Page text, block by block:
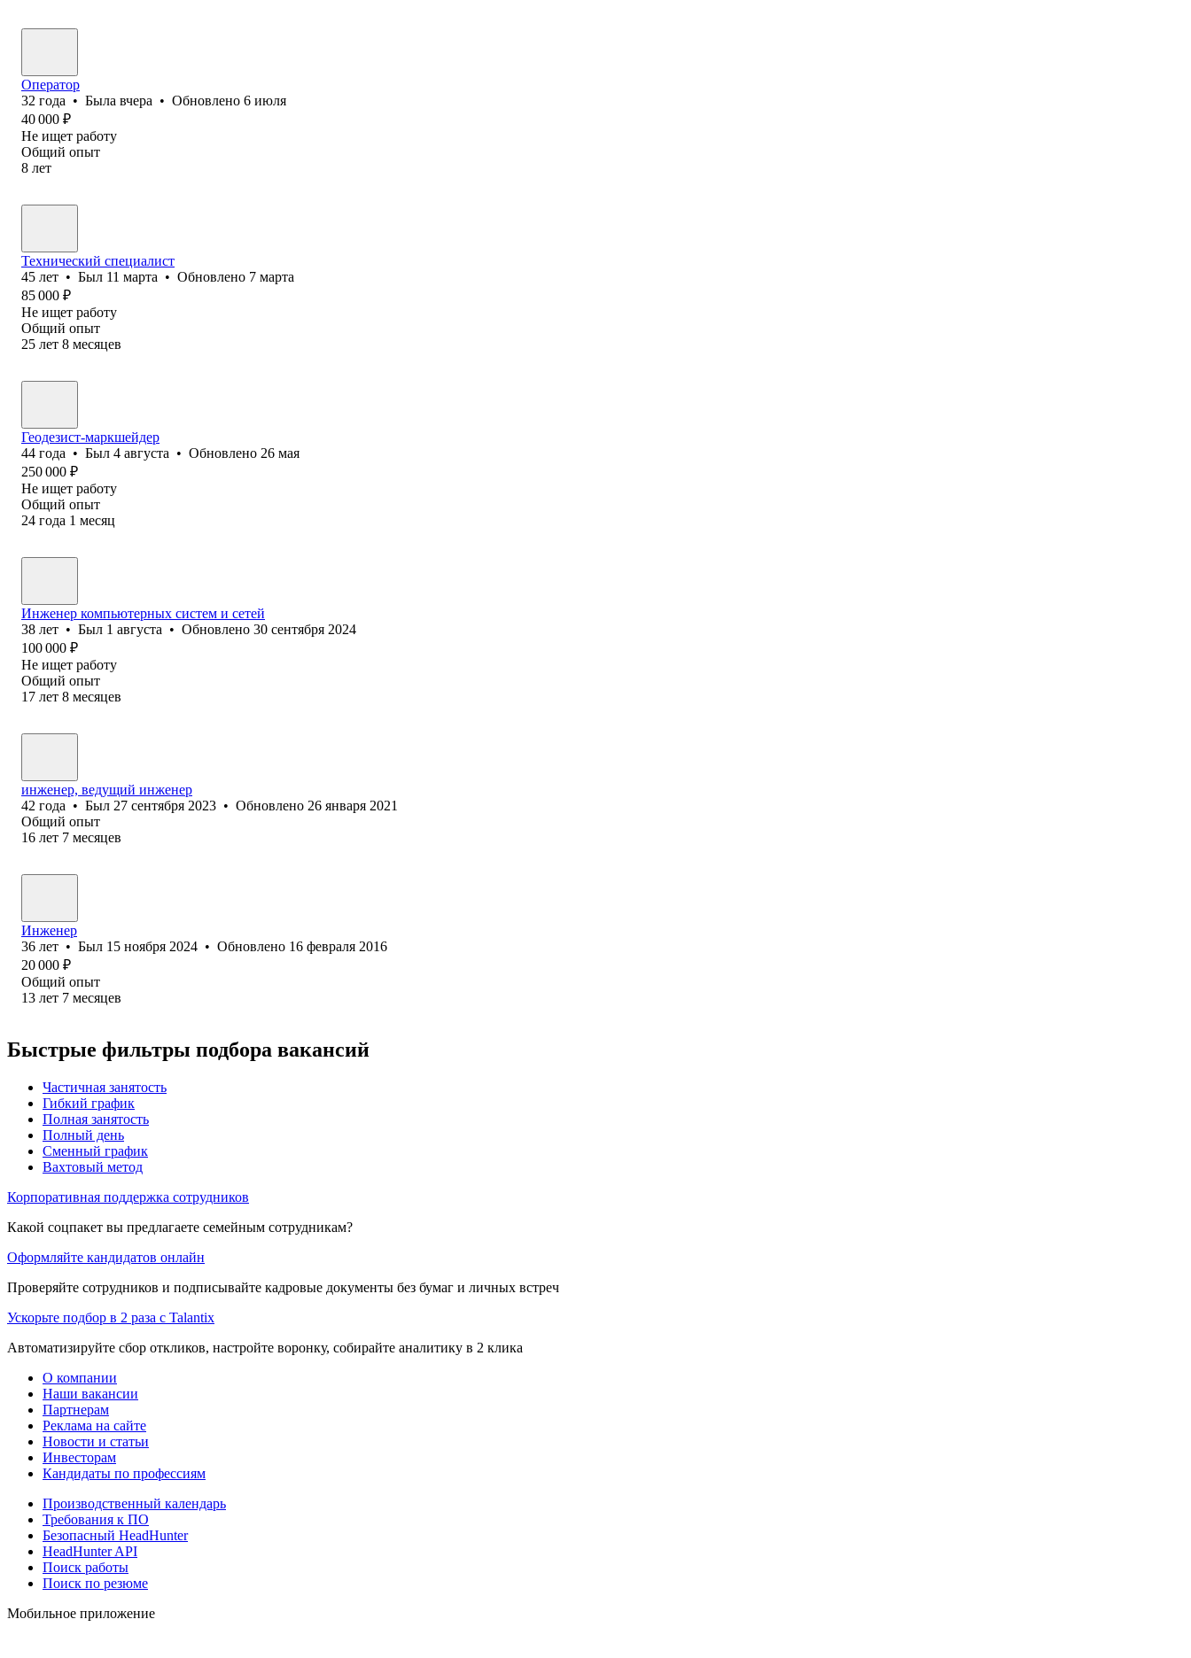
Оператор
32 года • Была вчера • Обновлено 6 июля
40 000 ₽
Не ищет работу
Общий опыт
8 лет
Технический специалист
45 лет • Был 11 марта • Обновлено 7 марта
85 000 ₽
Не ищет работу
Общий опыт
25 лет 8 месяцев
Геодезист-маркшейдер
44 года • Был 4 августа • Обновлено 26 мая
250 000 ₽
Не ищет работу
Общий опыт
24 года 1 месяц
Инженер компьютерных систем и сетей
38 лет • Был 1 августа • Обновлено 30 сентября 2024
100 000 ₽
Не ищет работу
Общий опыт
17 лет 8 месяцев
инженер, ведущий инженер
42 года • Был 27 сентября 2023 • Обновлено 26 января 2021
Общий опыт
16 лет 7 месяцев
Инженер
36 лет • Был 15 ноября 2024 • Обновлено 16 февраля 2016
20 000 ₽
Общий опыт
13 лет 7 месяцев
Быстрые фильтры подбора вакансий
Частичная занятость
Гибкий график
Полная занятость
Полный день
Сменный график
Вахтовый метод
Корпоративная поддержка сотрудников
Какой соцпакет вы предлагаете семейным сотрудникам?
Оформляйте кандидатов онлайн
Проверяйте сотрудников и подписывайте кадровые документы без бумаг и личных встреч
Ускорьте подбор в 2 раза с Talantix
Автоматизируйте сбор откликов, настройте воронку, собирайте аналитику в 2 клика
О компании
Наши вакансии
Партнерам
Реклама на сайте
Новости и статьи
Инвесторам
Кандидаты по профессиям
Производственный календарь
Требования к ПО
Безопасный HeadHunter
HeadHunter API
Поиск работы
Поиск по резюме
Мобильное приложение